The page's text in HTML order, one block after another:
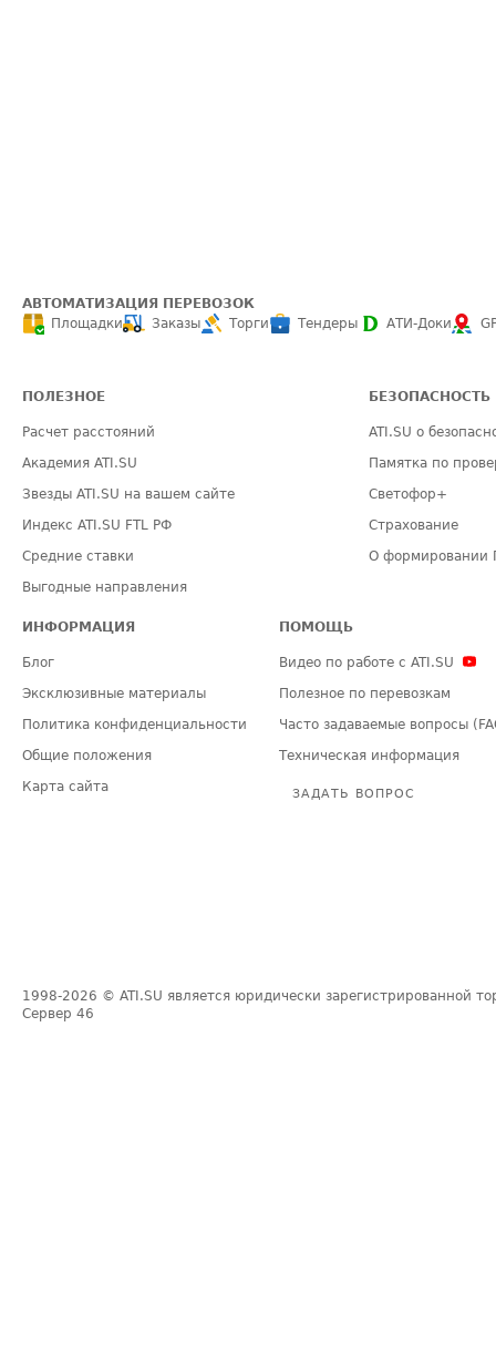
АВТОМАТИЗАЦИЯ ПЕРЕВОЗОК
Площадки
Заказы Торги Тендеры АТИ-Доки
ПОЛЕЗНОЕ
Расчет расстояний
Академия ATI.SU
Звезды ATI.SU на вашем сайте
Индекс ATI.SU FTL РФ
Средние ставки
Выгодные направления
БЕЗОПАСНОСТЬ
ATI.SU о
Памятка по
Светофор+
Страхование
О формировании
ИНФОРМАЦИЯ
Блог
Эксклюзивные материалы
Политика конфиденциальности
Общие положения
Карта сайта
ПОМОЩЬ
Видео по работе с ATI.SU
Полезное по перевозкам
Часто задаваемые вопросы
Техническая информация
ЗАДАТЬ ВОПРОС
1998-2026 © ATI.SU является юридически зарегистрированной
Сервер 46